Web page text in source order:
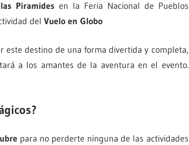
Piramidesen la Feria Nacional de Pueblos
del Vuelo en Globo
este destino de una forma divertida y completa,
a los amantes de la aventura en el evento.
para no perderte ninguna de las actividades